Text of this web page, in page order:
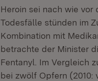
Heroin sei nach wie vor
Todesfälle stünden im
Kombination mit
betrachte der Minister
Fentanyl. Im Vergleich
bei zwölf Opfern (2010: